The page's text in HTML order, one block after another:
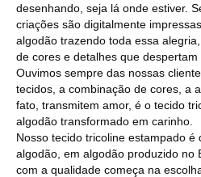
desenhando, seja lá onde estiver.
criações são digitalmente
algodão trazendo toda essa
de cores e detalhes que
Ouvimos sempre das nossas
tecidos, a combinação de cores, a
fato, transmitem amor, é o tecido
algodão transformado em carinho.
Nosso tecido tricoline estampado
algodão, em algodão produzido no
com a qualidade começa na